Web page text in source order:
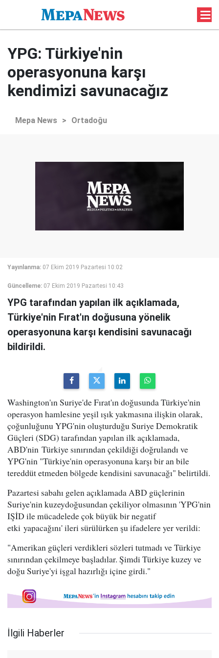
YPG: Türkiye'nin
operasyonuna karşı
kendimizi savunacağız
Mepa News > Ortadoğu
Yayınlanma: 07 Ekim 2019 Pazartesi 10:02
Güncelleme: 07 Ekim 2019 Pazartesi 10:43
YPG tarafından yapılan ilk açıklamada,
Türkiye'nin Fırat'ın doğusuna yönelik
operasyonuna karşı kendisini savunacağı
bildirildi.
Washington'ın Suriye'de Fırat'ın doğusunda Türkiye'nin
operasyon hamlesine yeşil ışık yakmasına ilişkin olarak,
çoğunluğunu YPG'nin oluşturduğu Suriye Demokratik
Güçleri (SDG) tarafından yapılan ilk açıklamada,
ABD'nin Türkiye sınırından çekildiği doğrulandı ve
YPG'nin "Türkiye'nin operasyonuna karşı bir an bile
tereddüt etmeden bölgede kendisini savunacağı" belirtildi.
Pazartesi sabahı gelen açıklamada ABD güçlerinin
Suriye'nin kuzeydoğusundan çekiliyor olmasının 'YPG'nin
IŞİD ile mücadelede çok büyük bir negatif
etki yapacağını' ileri sürülürken şu ifadelere yer verildi:
"Amerikan güçleri verdikleri sözleri tutmadı ve Türkiye
sınırından çekilmeye başladılar. Şimdi Türkiye kuzey ve
doğu Suriye'yi işgal hazırlığı içine girdi."
İlgili Haberler